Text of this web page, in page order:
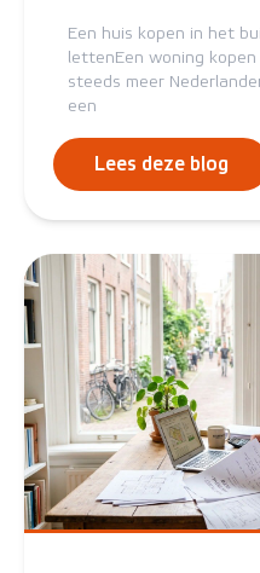
Een huis kopen in het
lettenEen woning
steeds meer
een
Lees deze blog